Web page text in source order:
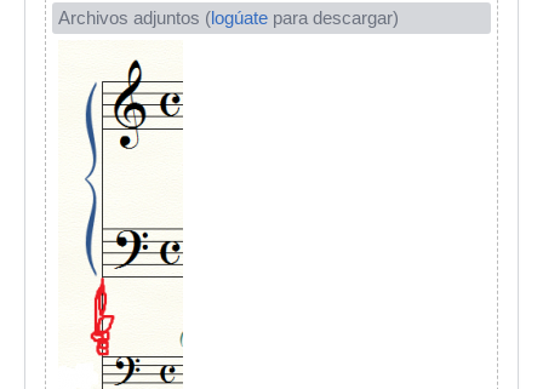
Archivos adjuntos (logúate para descargar)